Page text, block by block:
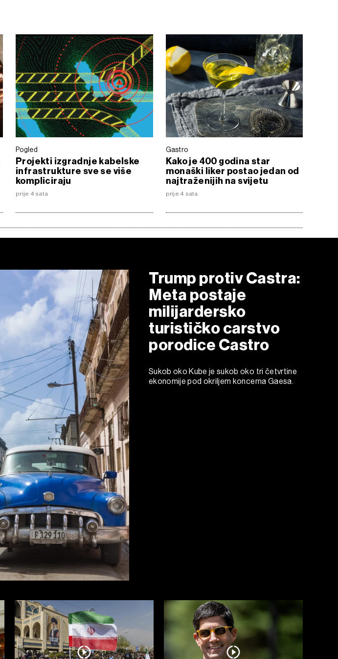
Pogled
Projekti izgradnje kabelske
infrastrukture sve se više
kompliciraju
prije 4 sata
Gastro
Kako je 400 godina star
monaški liker postao jedan od
najtraženijih na svijetu
prije 4 sata
Trump protiv Castra:
Meta postaje
milijardersko
turističko carstvo
porodice Castro
Sukob oko Kube je sukob oko tri četvrtine
ekonomije pod okriljem koncerna Gaesa.